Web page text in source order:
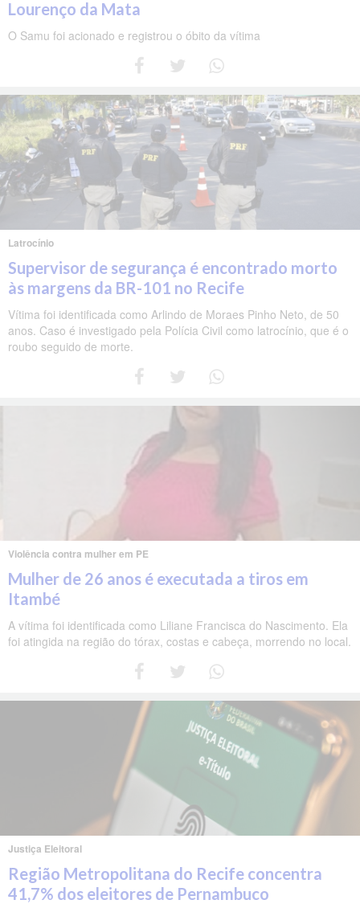
Lourenço da Mata
O Samu foi acionado e registrou o óbito da vítima
Latrocínio
Supervisor de segurança é encontrado morto
às margens da BR-101 no Recife
Vítima foi identificada como Arlindo de Moraes Pinho Neto, de 50
anos. Caso é investigado pela Polícia Civil como latrocínio, que é o
roubo seguido de morte.
Violência contra mulher em PE
Mulher de 26 anos é executada a tiros em
Itambé
A vítima foi identificada como Liliane Francisca do Nascimento. Ela
foi atingida na região do tórax, costas e cabeça, morrendo no local.
Justiça Eleitoral
Região Metropolitana do Recife concentra
41,7% dos eleitores de Pernambuco